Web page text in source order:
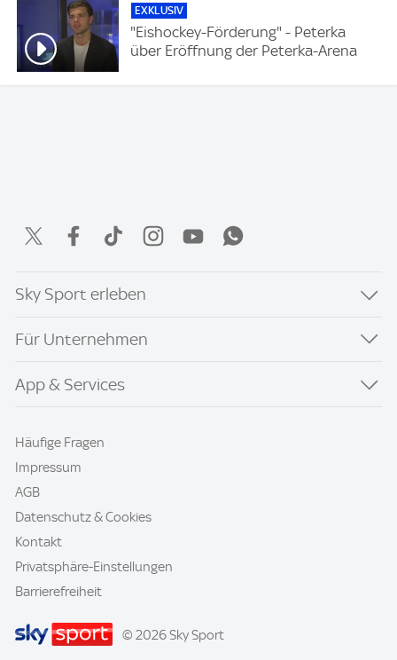
EXKLUSIV
"Eishockey-Förderung" - Peterka
über Eröffnung der Peterka-Arena
Sky Sport erleben
Für Unternehmen
App & Services
Häufige Fragen
Impressum
AGB
Datenschutz & Cookies
Kontakt
Privatsphäre-Einstellungen
Barrierefreiheit
© 2026 Sky Sport